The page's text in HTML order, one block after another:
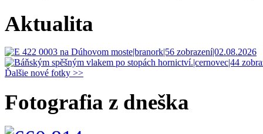
Aktualita
Ďalšie nové fotky >>
Fotografia z dneška